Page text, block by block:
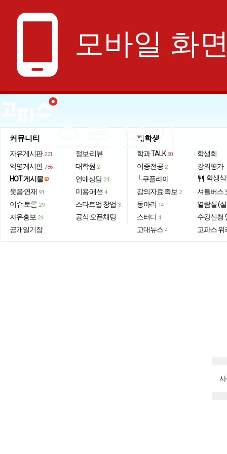
phone_android 모바일 화
으로 보기
커뮤니티
자유게시판 221
익명게시판 786
HOT 게시물
웃음·연재 91
이슈·토론 29
자유홍보 24
공개일기장
정보·리뷰
대학원 2
연애상담 24
미용·패션 4
스타트업·창업 3
공식 오픈채팅
재학생
학과 TALK 60
이중전공 2
└ 쿠플라이
강의자료·족보 2
동아리 14
스터디 4
고대뉴스 4
학생회
강의평가
restaurant 학생
셔틀버스
열람실 (
수강신청
고파스 위